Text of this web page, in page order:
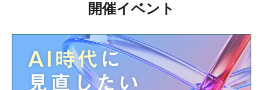
開催イベント